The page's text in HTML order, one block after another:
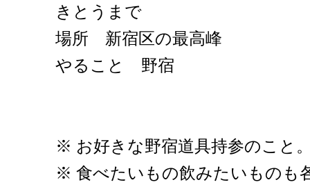
きとうまで
場所 新宿区の最高峰
やること 野宿
※ お好きな野宿道具持参のこと
※ 食べたいもの飲みたいものも